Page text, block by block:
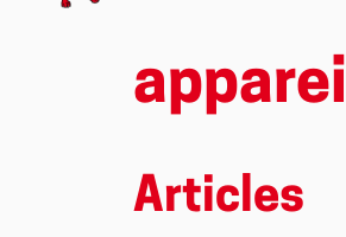
Articles